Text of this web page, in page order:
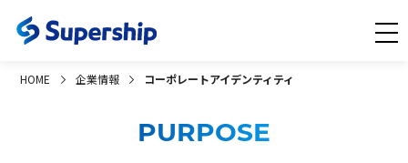
HOME 企業情報 コーポレートアイデンティティ
PURPOSE